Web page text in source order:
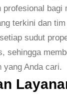
bagi
terkini dan
sudut
sehingga
yang Anda cari.